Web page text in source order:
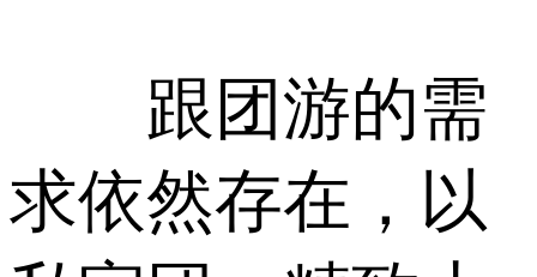
跟团游的需
求依然存在，以